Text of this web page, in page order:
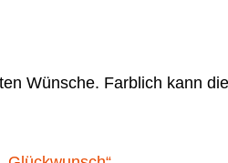
Wünsche. Farblich kann